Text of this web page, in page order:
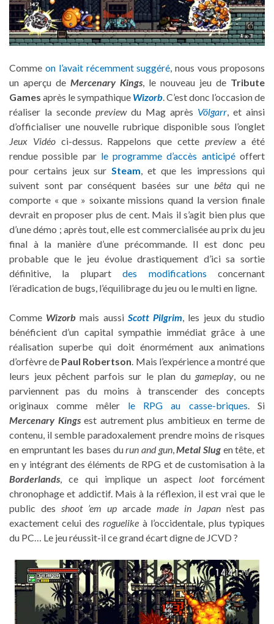
Comme on l’avait récemment suggéré, nous vous proposons
un aperçu de Mercenary Kings, le nouveau jeu de Tribute
Games après le sympathique Wizorb. C’est donc l’occasion de
réaliser la seconde previewdu Mag après Völgarr, et ainsi
d’officialiser une nouvelle rubrique disponible sous l’onglet
Jeux Vidéoci-dessus. Rappelons que cette previewa été
rendue possible par le programme d’accès anticipéoffert
pour certains jeux surSteam, et que les impressions qui
suivent sont par conséquent basées sur unebêta qui ne
comporte « que » soixante missions quand la version finale
devrait en proposer plus de cent. Mais il s’agit bien plus que
d’une démo ; après tout, elle est commercialisée au prix du jeu
final à la manière d’une précommande. Il est donc peu
probable que le jeu évolue drastiquement d’ici sa sortie
définitive, la plupartdes modifications concernant
l’éradication de bugs, l’équilibrage du jeu ou le multi en ligne.
Comme Wizorb mais aussi Scott Pilgrim, les jeux du studio
bénéficient d’un capital sympathie immédiat grâce à une
réalisation superbe qui doit énormément aux animations
d’orfèvre de Paul Robertson. Mais l’expérience a montré que
leurs jeux pêchent parfois sur le plan du gameplay, ou ne
parviennent pas du moins à transcender des concepts
originaux comme mêler le RPG au casse-briques. Si
Mercenary Kingsest autrement plus ambitieux en terme de
contenu, il semble paradoxalement prendre moins de risques
en empruntant les bases durun and gun,Metal Slug en tête, et
en y intégrant des éléments de RPG et de customisation à la
Borderlands, ce qui implique un aspect lootforcément
chronophage et addictif. Mais à la réflexion, il est vrai que le
public des shoot ’em up arcade made in Japan n’est pas
exactement celui desroguelike à l’occidentale, plus typiques
du PC… Le jeu réussit-il ce grand écart digne de JCVD ?